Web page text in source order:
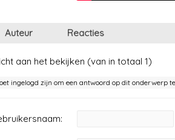
Auteur Reacties
aan het bekijken (van in totaal 1)
ingelogd zijn om een antwoord op dit onderwerp